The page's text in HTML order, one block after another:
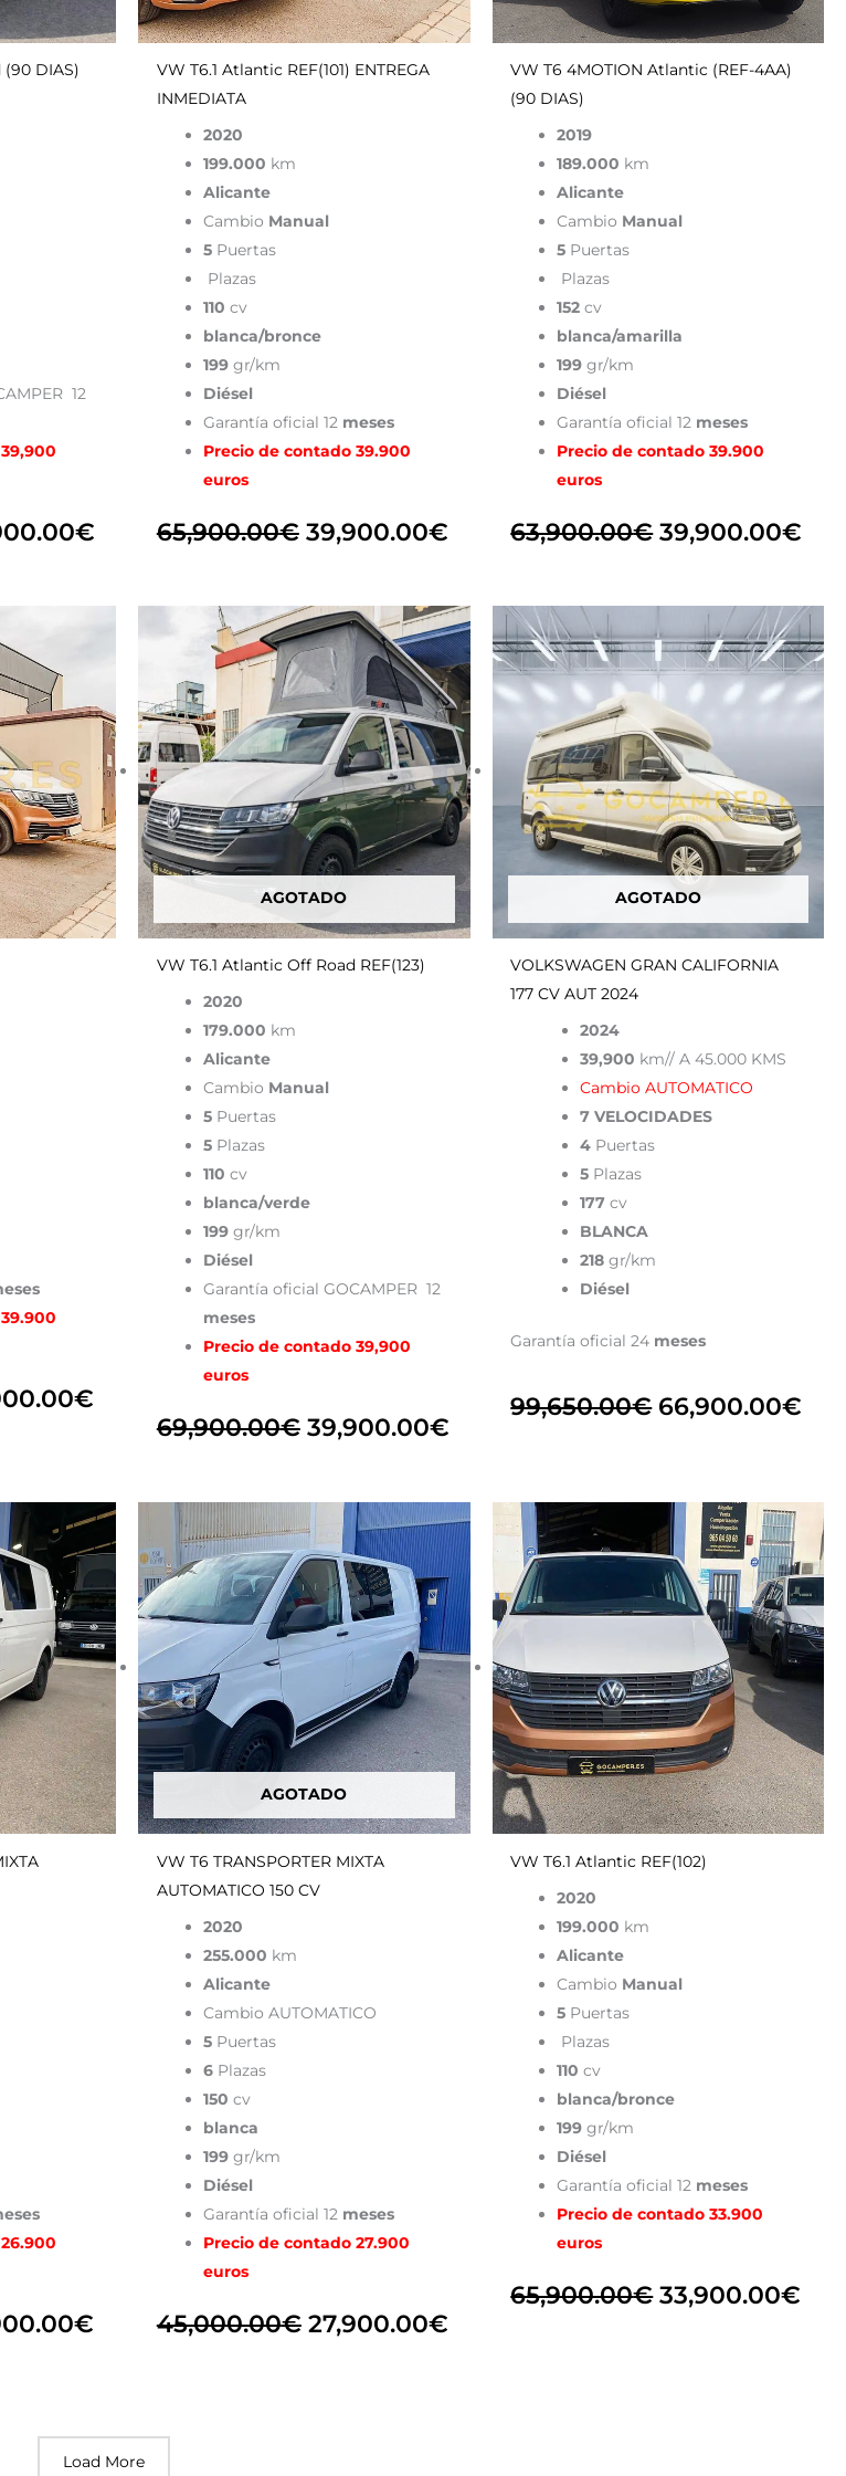
DIAS)
12
€
VW T6.1 Atlantic REF(101) ENTREGA
INMEDIATA
2020
199.000 km
Alicante
Cambio Manual
5Puertas
Plazas
110 cv
blanca/bronce
199gr/km
Diésel
Garantía oficial 12meses
Precio de contado 39.900
euros
65,900.00€ 39,900.00€
VW T6 4MOTION Atlantic (REF-4AA)
(90 DIAS)
2019
189.000 km
Alicante
Cambio Manual
5 Puertas
Plazas
152 cv
blanca/amarilla
199 gr/km
Diésel
Garantía oficial 12 meses
Precio de contado 39.900
euros
63,900.00€ 39,900.00€
€
es:
39,900.00€.
AGOTADO
VW T6.1 Atlantic Off Road REF(123)
2020
179.000 km
Alicante
Cambio Manual
5Puertas
5 Plazas
110 cv
blanca/verde
199gr/km
Diésel
Garantía oficial GOCAMPER 12
meses
Precio de contado 39,900
euros
69,900.00€
El
precio
original
era:
69,900.00€.
39,900.00€
El
precio
actual
es:
39,900.00€.
AGOTADO
VOLKSWAGEN GRAN CALIFORNIA
177 CV AUT 2024
2024
39,900 km// A 45.000 KMS
Cambio AUTOMATICO
7 VELOCIDADES
4 Puertas
5 Plazas
177 cv
BLANCA
218 gr/km
Diésel
Garantía oficial 24 meses
99,650.00€
precio
original
era:
99,650.00€.
66,900.00€
El
es:
€
El
precio
actual
es:
26,900.00€.
AGOTADO
VW T6 TRANSPORTER MIXTA
AUTOMATICO 150 CV
2020
255.000 km
Alicante
Cambio AUTOMATICO
5Puertas
6 Plazas
150 cv
blanca
199gr/km
Diésel
Garantía oficial 12meses
Precio de contado 27.900
euros
45,000.00€
precio
original
era:
45,000.00€.
27,900.00€
El
precio
actual
es:
27,900.00€.
VW T6.1 Atlantic REF(102)
2020
199.000 km
Alicante
Cambio Manual
5 Puertas
Plazas
110 cv
blanca/bronce
199 gr/km
Diésel
Garantía oficial 12 meses
Precio de contado 33.900
euros
65,900.00€
El
precio
original
era:
65,900.00€.
33,900.00€
El
es:
Load More